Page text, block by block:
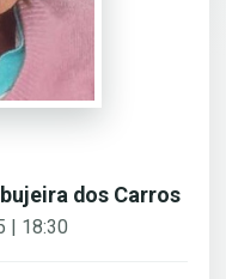
dos Carros
| 18:30